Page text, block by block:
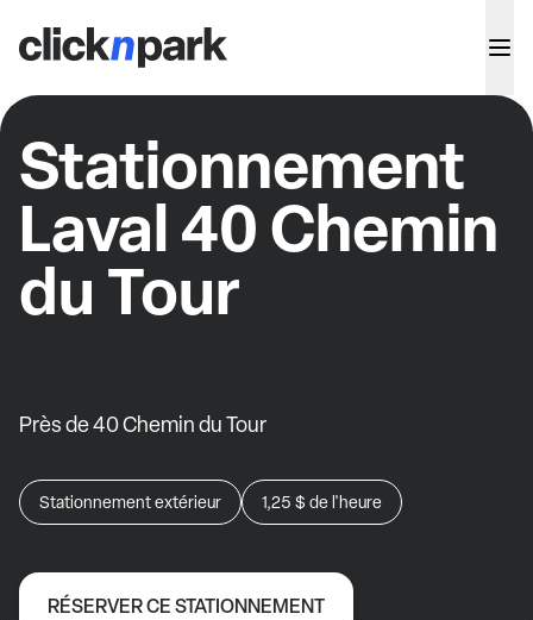
Stationnement
Laval 40 Chemin
du Tour
Près de 40 Chemin du Tour
Stationnement extérieur 1,25 $ de l'heure
RÉSERVER CE STATIONNEMENT